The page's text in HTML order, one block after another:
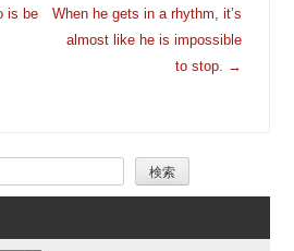
is be
When he gets in a rhythm, it’s
almost like he is impossible
to stop. →